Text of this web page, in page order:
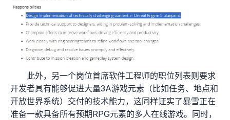
此外，另一个岗位首席软件工程师的职位列表则要求
开发者具有能够促进大量3A游戏元素（比如任务、地点和
开放世界系统）交付的技术能力，这同样证实了暴雪正在
准备一款具备所有预期RPG元素的多人在线游戏。同时，